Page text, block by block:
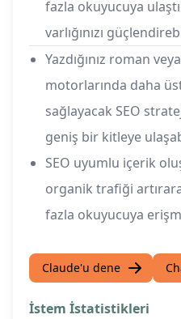
fazla okuyucuya
varlığınızı
Yazdığınız roman
motorlarında daha üst
sağlayacak SEO
geniş bir kitleye
SEO uyumlu içerik
organik trafiği
fazla okuyucuya
Claude'u dene
İstem İstatistikleri